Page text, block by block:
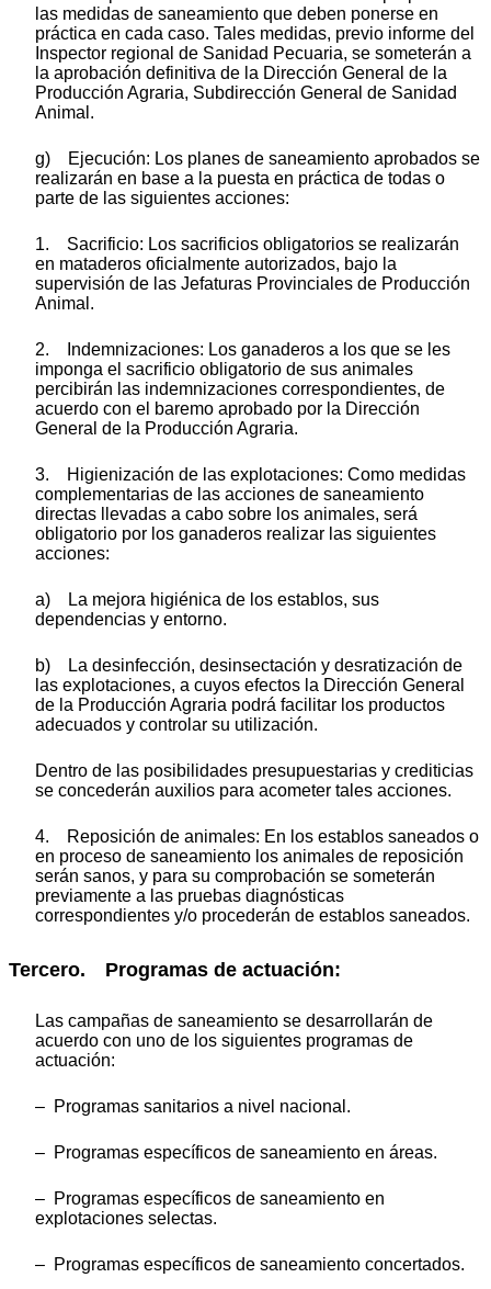
las medidas de saneamiento que deben ponerse en
práctica en cada caso. Tales medidas, previo informe del
Inspector regional de Sanidad Pecuaria, se someterán a
la aprobación definitiva de la Dirección General de la
Producción Agraria, Subdirección General de Sanidad
Animal.
g) Ejecución: Los planes de saneamiento aprobados se
realizarán en base a la puesta en práctica de todas o
parte de las siguientes acciones:
1. Sacrificio: Los sacrificios obligatorios se realizarán
en mataderos oficialmente autorizados, bajo la
supervisión de las Jefaturas Provinciales de Producción
Animal.
2. Indemnizaciones: Los ganaderos a los que se les
imponga el sacrificio obligatorio de sus animales
percibirán las indemnizaciones correspondientes, de
acuerdo con el baremo aprobado por la Dirección
General de la Producción Agraria.
3. Higienización de las explotaciones: Como medidas
complementarias de las acciones de saneamiento
directas llevadas a cabo sobre los animales, será
obligatorio por los ganaderos realizar las siguientes
acciones:
a) La mejora higiénica de los establos, sus
dependencias y entorno.
b) La desinfección, desinsectación y desratización de
las explotaciones, a cuyos efectos la Dirección General
de la Producción Agraria podrá facilitar los productos
adecuados y controlar su utilización.
Dentro de las posibilidades presupuestarias y crediticias
se concederán auxilios para acometer tales acciones.
4. Reposición de animales: En los establos saneados o
en proceso de saneamiento los animales de reposición
serán sanos, y para su comprobación se someterán
previamente a las pruebas diagnósticas
correspondientes y/o procederán de establos saneados.
Tercero. Programas de actuación:
Las campañas de saneamiento se desarrollarán de
acuerdo con uno de los siguientes programas de
actuación:
– Programas sanitarios a nivel nacional.
– Programas específicos de saneamiento en áreas.
– Programas específicos de saneamiento en
explotaciones selectas.
– Programas específicos de saneamiento concertados.